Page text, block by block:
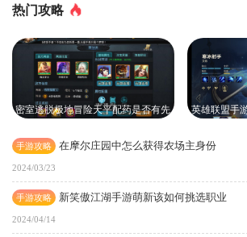
热门攻略
密室逃脱极地冒险天平配药是否有先
英雄联盟手
手游攻略 在摩尔庄园中怎么获得农场主身份
2024/03/23
手游攻略 新笑傲江湖手游萌新该如何挑选职业
2024/04/14